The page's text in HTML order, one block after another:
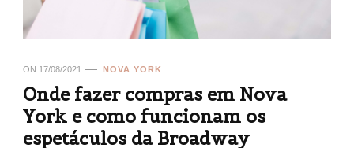
ON 17/08/2021 NOVA YORK
Onde fazer compras em Nova
York e como funcionam os
espetáculos da Broadway